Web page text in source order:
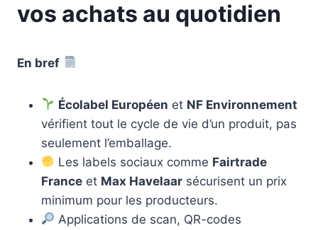
vos achats au quotidien
En bref
Écolabel Européen et NF Environnement
vérifient tout le cycle de vie d’un produit, pas
seulement l’emballage.
Les labels sociaux comme Fairtrade
France et Max Havelaar sécurisent un prix
minimum pour les producteurs.
Applications de scan, QR-codes